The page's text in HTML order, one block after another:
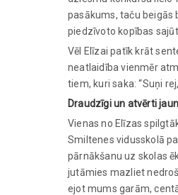
pasākums, taču beigās
piedzīvoto kopības
Vēl Elīzai patīk krāt
neatlaidība vienmēr
tiem, kuri saka: “Suņi
Draudzīgi un atvērti
Vienas no Elīzas
Smiltenes vidusskolā
pārnākšanu uz skolas
jutāmies mazliet
ejot mums garām,